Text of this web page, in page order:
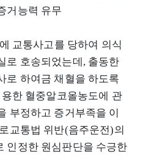
거능력 유무
교통사고를 당하여 의식
로 호송되었는데, 출동한
로 하여금 채혈을 하도록
한 혈중알코올농도에 관
부정하고 증거부족을 이
교통법 위반(음주운전)의
인정한 원심판단을 수긍한